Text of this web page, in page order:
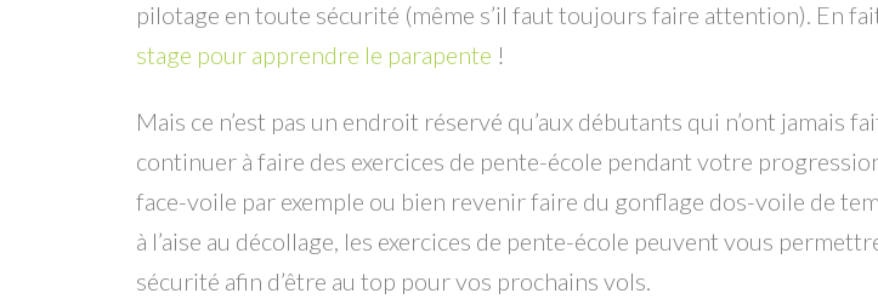
pilotage en toute sécurité (même s’il faut toujours faire attention). En
stage pour apprendre le parapente !
Mais ce n’est pas un endroit réservé qu’aux débutants qui n’ont jamais
continuer à faire des exercices de pente-école pendant votre
face-voile par exemple ou bien revenir faire du gonflage dos-voile de
à l’aise au décollage, les exercices de pente-école peuvent vous
sécurité afin d’être au top pour vos prochains vols.